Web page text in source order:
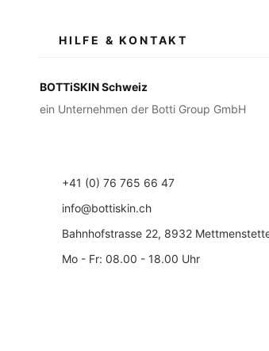
HILFE & KONTAKT
BOTTiSKIN Schweiz
ein Unternehmen der Botti Group GmbH
+41 (0) 76 765 66 47
info@bottiskin.ch
Bahnhofstrasse 22, 8932
Mo - Fr: 08.00 - 18.00 Uhr